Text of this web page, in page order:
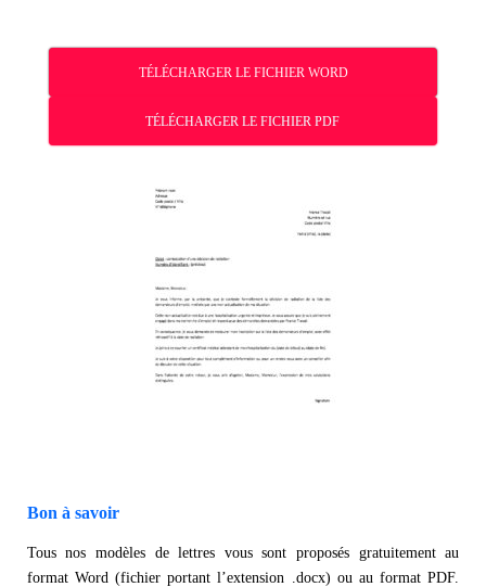
TÉLÉCHARGER LE FICHIER WORD
TÉLÉCHARGER LE FICHIER PDF
Bon à savoir
Tous nos modèles de lettres vous sont proposés gratuitement au
format Word (fichier portant l’extension .docx) ou au format PDF.